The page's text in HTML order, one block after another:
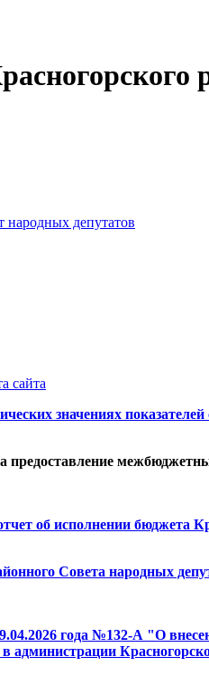
депутатов
сайта
значениях
предоставление
об исполнении бюджета
Совета народных
года №132-А "О
администрации